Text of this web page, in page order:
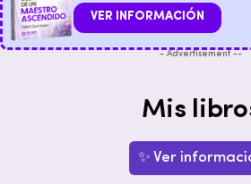
VER INFORMACIÓN
- Advertisement --
Mis
✨ Ver